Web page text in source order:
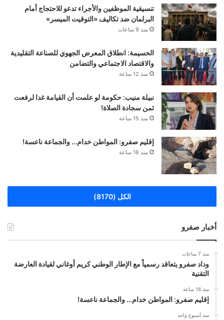
تنسيقية الموظفين والأجراء تدعو للاحتجاج أمام
البرلمان ضد تكاليف «التوقيت الميسر»
منذ 9 ساعات
الحسيمة: انطلاق المعرض الجهوي للصناعة التقليدية
والاقتصاد الاجتماعي والتضامن
منذ 12 ساعة
نبيلة منيب: حكومة لو علمت أن القيامة غدا لرفعت
ثمن سجادة الصلاة!
منذ 15 ساعة
إقليم صفرو: المواطن خدام… والجماعة ناعسة!
منذ 16 ساعة
الكل (8170)
أخبار صفرو
منذ 7 ساعات
وداد صفرو يتعاقد رسمياً مع الإطار الوطني كريم أوغاني لقيادة العارضة
التقنية
منذ 16 ساعة
إقليم صفرو: المواطن خدام… والجماعة ناعسة!
منذ أسبوع واحد